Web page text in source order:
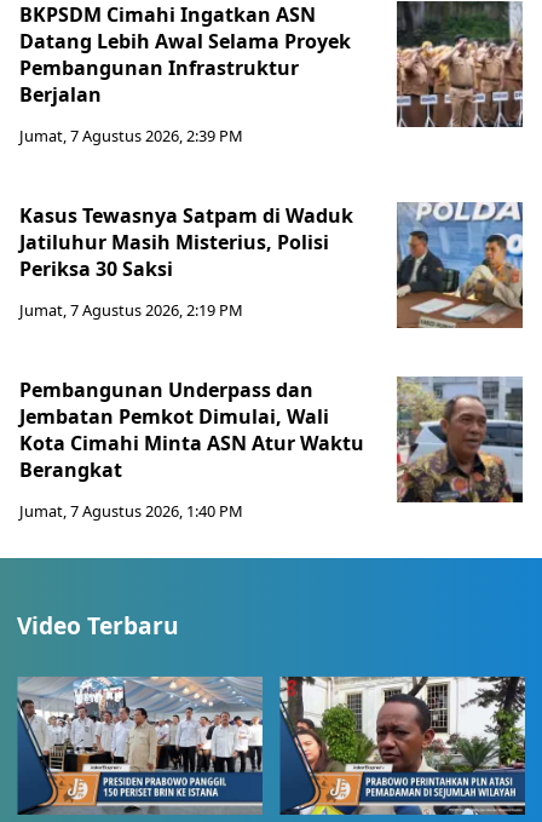
BKPSDM Cimahi Ingatkan ASN
Datang Lebih Awal Selama Proyek
Pembangunan Infrastruktur
Berjalan
Jumat, 7 Agustus 2026, 2:39 PM
Kasus Tewasnya Satpam di Waduk
Jatiluhur Masih Misterius, Polisi
Periksa 30 Saksi
Jumat, 7 Agustus 2026, 2:19 PM
Pembangunan Underpass dan
Jembatan Pemkot Dimulai, Wali
Kota Cimahi Minta ASN Atur Waktu
Berangkat
Jumat, 7 Agustus 2026, 1:40 PM
Video Terbaru